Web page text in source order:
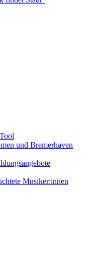
und Bremerhaven
Musiker:innen